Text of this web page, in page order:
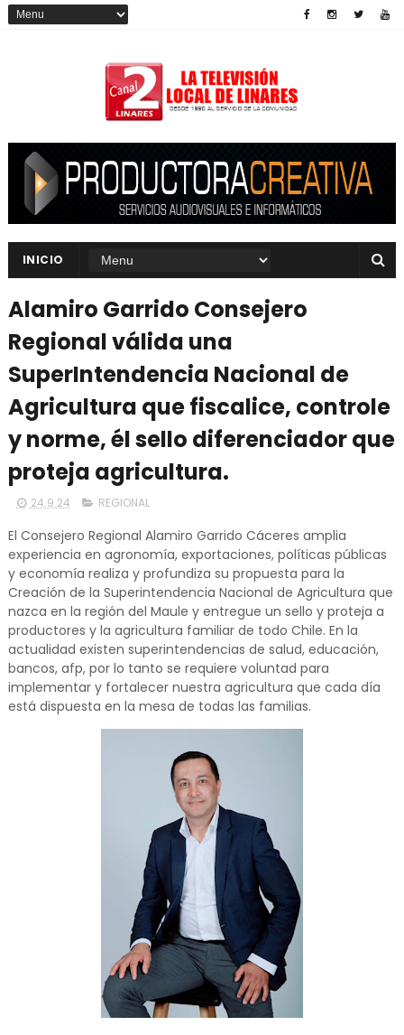
INICIO
Alamiro Garrido Consejero
Regional válida una
SuperIntendencia Nacional de
Agricultura que fiscalice, controle
y norme, él sello diferenciador que
proteja agricultura.
24.9.24 REGIONAL
El Consejero Regional Alamiro Garrido Cáceres amplia
experiencia en agronomía, exportaciones, políticas públicas
y economía realiza y profundiza su propuesta para la
Creación de la Superintendencia Nacional de Agricultura que
nazca en la región del Maule y entregue un sello y proteja a
productores y la agricultura familiar de todo Chile. En la
actualidad existen superintendencias de salud, educación,
bancos, afp, por lo tanto se requiere voluntad para
implementar y fortalecer nuestra agricultura que cada día
está dispuesta en la mesa de todas las familias.